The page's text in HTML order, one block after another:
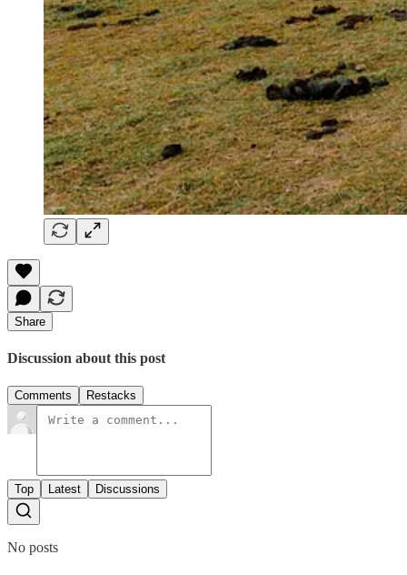
Share
Discussion about this post
Comments Restacks
Top Latest Discussions
No posts